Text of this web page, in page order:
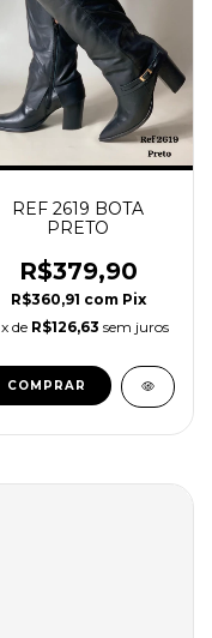
REF 2619 BOTA
PRETO
R$379,90
R$360,91 com Pix
x de R$126,63 sem juros
COMPRAR